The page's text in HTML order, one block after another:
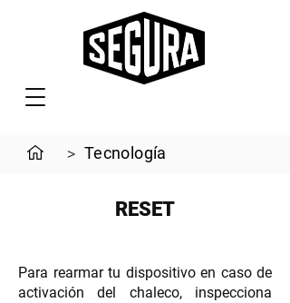
> Tecnología
RESET
Para rearmar tu dispositivo en caso de
activación del chaleco, inspecciona